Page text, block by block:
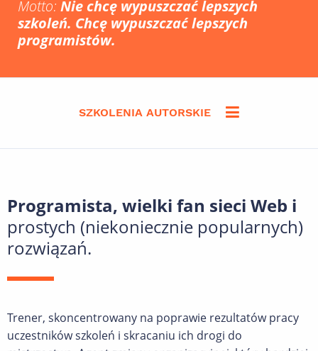
Motto: Nie chcę wypuszczać lepszych
szkoleń. Chcę wypuszczać lepszych
programistów.
SZKOLENIA AUTORSKIE
Programista, wielki fan sieci Web i
prostych (niekoniecznie popularnych)
rozwiązań.
Trener, skoncentrowany na poprawie rezultatów pracy
uczestników szkoleń i skracaniu ich drogi do